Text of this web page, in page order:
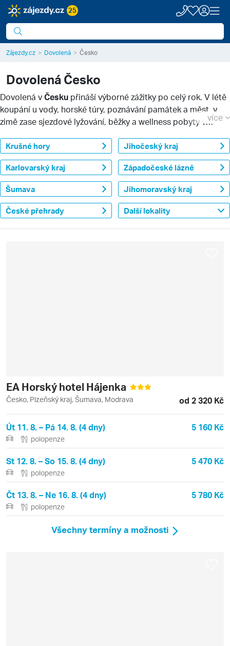
25
Zájezdy.cz Dovolená Česko
Dovolená Česko
Dovolená vČesku přináší výborné zážitky po celý rok. V létě
koupání u vody, horské túry, poznávání památek a měst, v
zimě zase sjezdové lyžování, běžky a wellness pobyty v
kultury a přírodní prostředí nejen našich krásných pohoří.
Nabídka zájezdů je pestrá a uspokojí každého.
více
Krušné hory Jihočeský kraj
Karlovarský kraj Západočeské lázně
Šumava Jihomoravský kraj
České přehrady Další lokality
EA Horský hotel Hájenka
Česko, Plzeňský kraj, Šumava, Modrava od 2 320 Kč
Út 11. 8. – Pá 14. 8. (4 dny) 5 160 Kč
polopenze
St 12. 8. – So 15. 8. (4 dny) 5 470 Kč
polopenze
Čt 13. 8. – Ne 16. 8. (4 dny) 5 780 Kč
polopenze
Všechny termíny a možnosti